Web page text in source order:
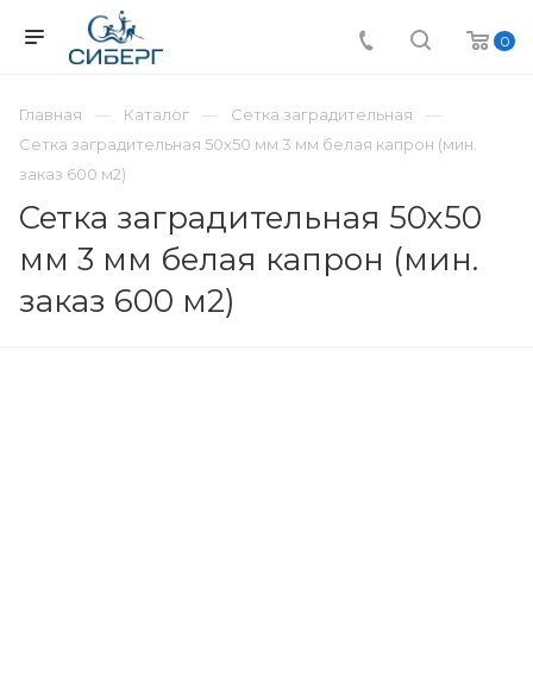
0
Главная Каталог
Сетка заградительная
Сетка заградительная 50х50 мм 3 мм белая капрон (мин.
заказ 600 м2)
Сетка заградительная 50х50
мм 3 мм белая капрон (мин.
заказ 600 м2)